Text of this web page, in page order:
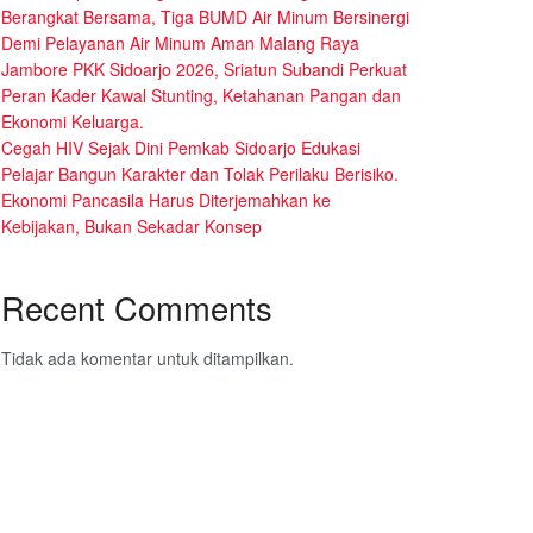
Berangkat Bersama, Tiga BUMD Air Minum Bersinergi
Demi Pelayanan Air Minum Aman Malang Raya
Jambore PKK Sidoarjo 2026, Sriatun Subandi Perkuat
Peran Kader Kawal Stunting, Ketahanan Pangan dan
Ekonomi Keluarga.
Cegah HIV Sejak Dini Pemkab Sidoarjo Edukasi
Pelajar Bangun Karakter dan Tolak Perilaku Berisiko.
Ekonomi Pancasila Harus Diterjemahkan ke
Kebijakan, Bukan Sekadar Konsep
Recent Comments
Tidak ada komentar untuk ditampilkan.